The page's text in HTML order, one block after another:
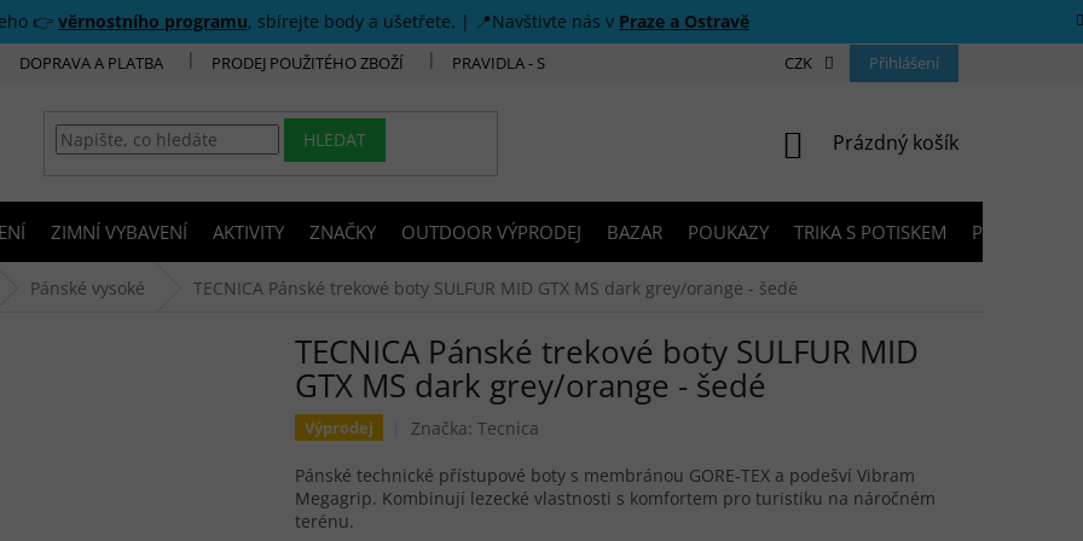
👉 věrnostního programu, sbírejte body a ušetřete. | 📍Navštivte nás v Praze a Ostravě
DOPRAVA A PLATBA PRODEJ POUŽITÉHO ZBOŽÍ PRAVIDLA - SOUTĚŽE PRODEJNY KONTAKTY
CZK Přihlášení
HLEDAT NÁKUPNÍ KOŠÍK
Prázdný košík
ZIMNÍ VYBAVENÍ AKTIVITY ZNAČKY OUTDOOR VÝPRODEJ BAZAR POUKAZY TRIKA S POTISKEM PŮJČOVNA
Pánské vysoké TECNICA Pánské trekové boty SULFUR MID GTX MS dark grey/orange - šedé
TECNICA Pánské trekové boty SULFUR MID
GTX MS dark grey/orange - šedé
Výprodej Značka: Tecnica
Pánské technické přístupové boty s membránou GORE-TEX a podešví Vibram
Megagrip. Kombinují lezecké vlastnosti s komfortem pro turistiku na náročném
terénu.